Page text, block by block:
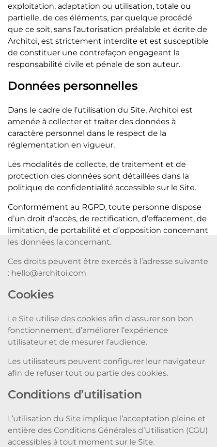
exploitation, adaptation ou utilisation, totale ou
partielle, de ces éléments, par quelque procédé
que ce soit, sans l’autorisation préalable et écrite de
Architoi, est strictement interdite et est susceptible
de constituer une contrefaçon engageant la
responsabilité civile et pénale de son auteur.
Données personnelles
Dans le cadre de l’utilisation du Site, Architoi est
amenée à collecter et traiter des données à
caractère personnel dans le respect de la
réglementation en vigueur.
Les modalités de collecte, de traitement et de
protection des données sont détaillées dans la
politique de confidentialité accessible sur le Site.
Conformément au RGPD, toute personne dispose
d’un droit d’accès, de rectification, d’effacement, de
limitation, de portabilité et d’opposition concernant
les données la concernant.
Ces droits peuvent être exercés à l’adresse suivante
: hello@architoi.com
Cookies
Le Site utilise des cookies afin d’assurer son bon
fonctionnement, d’améliorer l’expérience
utilisateur et de mesurer l’audience.
Les utilisateurs peuvent configurer leur navigateur
afin de refuser tout ou partie des cookies.
Conditions d’utilisation
L’utilisation du Site implique l’acceptation pleine et
entière des Conditions Générales d’Utilisation (CGU)
accessibles à tout moment sur le Site.